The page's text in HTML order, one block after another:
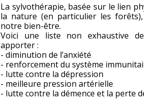
La sylvothérapie, basée sur le lien
la nature (en particulier les
notre bien-être.
Voici une liste non exhaustive
apporter :
- diminution de l’anxiété
- renforcement du système
- lutte contre la dépression
- meilleure pression artérielle
- lutte contre la démence et la perte